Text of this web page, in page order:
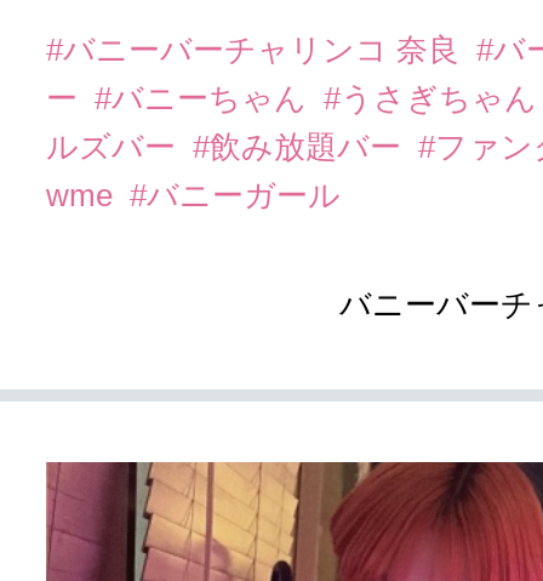
#バニーバーチャリンコ 奈良
#バ
ー #バニーちゃん
#うさぎちゃ
ルズバー #飲み放題バー #ファ
wme #バニーガール
バニーバー